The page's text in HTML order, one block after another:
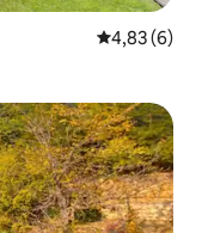
Évaluation
4,83 (6)